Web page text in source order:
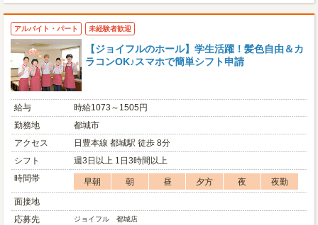
アルバイト・パート 未経験者歓迎
【ジョイフルのホール】学生活躍！髪色自由＆カ
ラコンOK♪スマホで簡単シフト申請
給与
時給1073～1505円
勤務地
都城市
アクセス
日豊本線 都城駅 徒歩 8分
シフト
週3日以上 1日3時間以上
時間帯
早朝 朝 昼 夕方 夜
夜勤
面接地
応募先
ジョイフル 都城店